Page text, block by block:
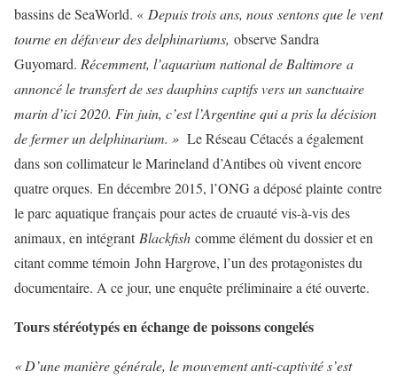
bassins de SeaWorld. « Depuis trois ans, nous sentons que le vent
tourne en défaveur des delphinariums, observe Sandra
Guyomard. Récemment, l’aquarium national de Baltimore a
annoncé le transfert de ses dauphins captifs vers un sanctuaire
marin d’ici 2020. Fin juin, c’est l’Argentine qui a pris la décision
de fermer un delphinarium. » Le Réseau Cétacés a également
dans son collimateur le Marineland d’Antibes où vivent encore
quatre orques. En décembre 2015, l’ONG a déposé plainte contre
le parc aquatique français pour actes de cruauté vis-à-vis des
animaux, en intégrant Blackfish comme élément du dossier et en
citant comme témoin John Hargrove, l’un des protagonistes du
documentaire. A ce jour, une enquête préliminaire a été ouverte.
Tours stéréotypés en échange de poissons congelés
« D’une manière générale, le mouvement anti-captivité s’est